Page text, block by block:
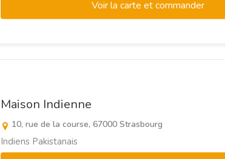
Voir la carte et commander
Maison Indienne
10, rue de la course, 67000 Strasbourg
Indiens Pakistanais